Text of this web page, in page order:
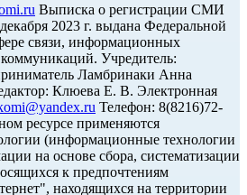
Выписка о регистрации СМИ
2023 г. выдана Федеральной
связи, информационных
Учредитель:
Ламбринаки Анна
Клюева Е. В. Электронная
Телефон: 8(8216)72-
ресурсе применяются
(информационные технологии
на основе сбора, систематизации
к предпочтениям
находящихся на территории